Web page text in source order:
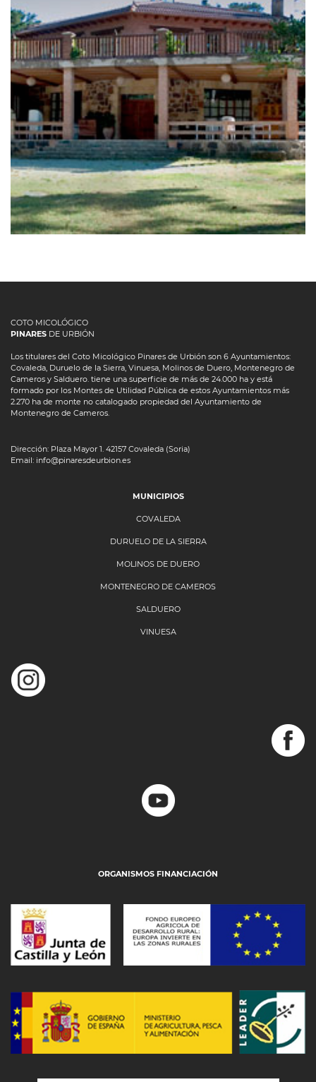
13 de octubre de 2020
BAR RESTAURANTE CAMPING EL
COBIJO
COTO MICOLÓGICO
PINARES DE URBIÓN
Los titulares del Coto Micológico Pinares de Urbión son 6 Ayuntamientos:
Covaleda, Duruelo de la Sierra, Vinuesa, Molinos de Duero, Montenegro de
Cameros y Salduero. tiene una superficie de más de 24.000 ha y está
formado por los Montes de Utilidad Pública de estos Ayuntamientos más
2.270 ha de monte no catalogado propiedad del Ayuntamiento de
Montenegro de Cameros.
Dirección: Plaza Mayor 1. 42157 Covaleda (Soria)
Email: info@pinaresdeurbion.es
MUNICIPIOS
COVALEDA
DURUELO DE LA SIERRA
MOLINOS DE DUERO
MONTENEGRO DE CAMEROS
SALDUERO
VINUESA
ORGANISMOS FINANCIACIÓN